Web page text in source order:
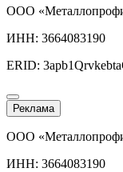
ООО
ИНН: 3664083190
ERID:
Реклама
ООО
ИНН: 3664083190